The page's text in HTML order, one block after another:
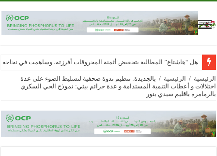
هل “هاشتاغ” المطالبة بتخفيض أثمنة المحروقات أفرزته، وساهمت في
الرئيسية / الرئيسية / بالجديدة: تنظيم ندوة صحفية لتسليط الضوء على عدة
اختلالات و أعطاب التنمية المستدامة و عدة جرائم بيئي: نموذج الحي السكري
بالزمامرة باقليم سيدي بنور